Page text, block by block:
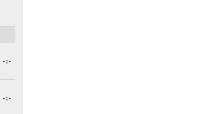
-:-
-:-